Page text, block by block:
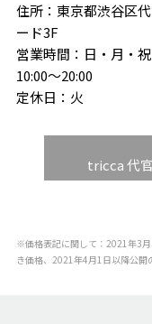
住所：東京都渋谷区
ード3F
営業時間：日・月・
10:00〜20:00
定休日：火
tricca 代
※価格表記に関して：2021年3
き価格、2021年4月1日以降公開